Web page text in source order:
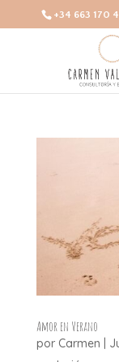
+34 663 170
Amor en Verano
por Carmen